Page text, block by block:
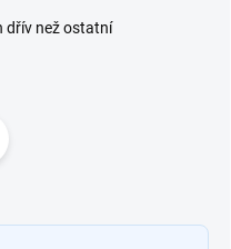
dřív než ostatní